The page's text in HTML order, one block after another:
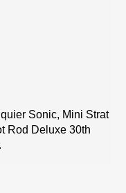
Sonic, Mini Strat
Rod Deluxe 30th